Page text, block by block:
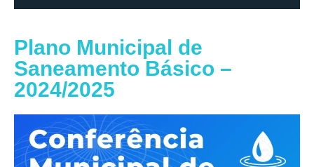
Plano Municipal de
Saneamento Básico –
2024/2025